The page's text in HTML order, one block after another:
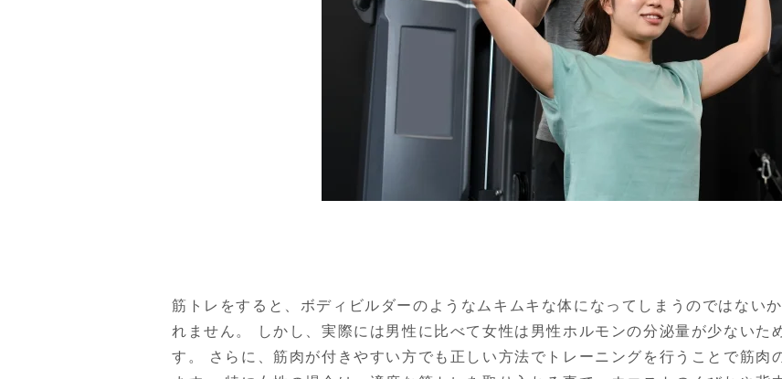
筋トレをすると、ボディビルダーのようなムキムキな体になってしまうのではない
れません。 しかし、実際には男性に比べて女性は男性ホルモンの分泌量が少ないた
す。 さらに、筋肉が付きやすい方でも正しい方法でトレーニングを行うことで筋肉